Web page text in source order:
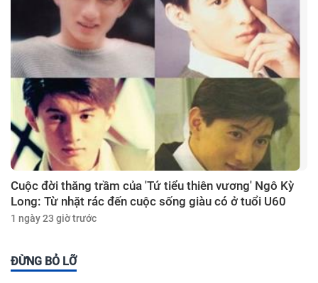
Cuộc đời thăng trầm của 'Tứ tiểu thiên vương' Ngô Kỳ
Long: Từ nhặt rác đến cuộc sống giàu có ở tuổi U60
1 ngày 23 giờ trước
ĐỪNG BỎ LỠ